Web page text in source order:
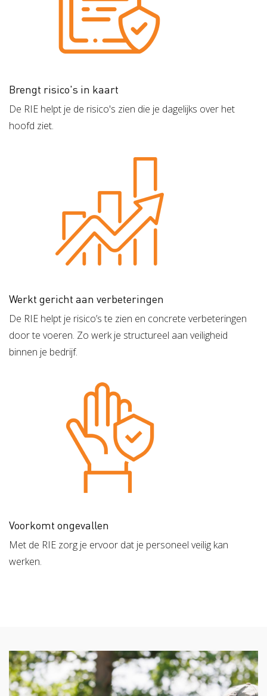
Brengt risico's in kaart
De RIE helpt je de risico's zien die je dagelijks over het
hoofd ziet.
Werkt gericht aan verbeteringen
De RIE helpt je risico’s te zien en concrete verbeteringen
door te voeren. Zo werk je structureel aan veiligheid
binnen je bedrijf.
Voorkomt ongevallen
Met de RIE zorg je ervoor dat je personeel veilig kan
werken.